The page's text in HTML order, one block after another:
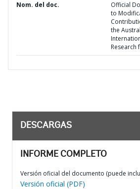
Nom. del doc.
Official
to
the
Research
DESCARGAS
INFORME COMPLETO
Versión oficial del documento (puede
Versión oficial (PDF)